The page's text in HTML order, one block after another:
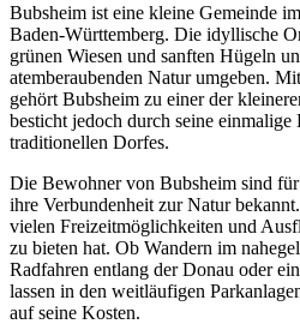
Bubsheim ist eine kleine Gemeinde
Baden-Württemberg. Die idyllische
grünen Wiesen und sanften Hügeln
atemberaubenden Natur umgeben.
gehört Bubsheim zu einer der
besticht jedoch durch seine einmalige
traditionellen Dorfes.
Die Bewohner von Bubsheim sind
ihre Verbundenheit zur Natur
vielen Freizeitmöglichkeiten und
zu bieten hat. Ob Wandern im
Radfahren entlang der Donau oder
lassen in den weitläufigen
auf seine Kosten.